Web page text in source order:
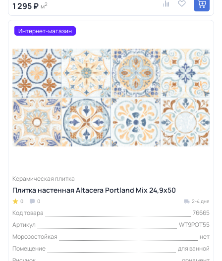
1 295 ₽ м2
Интернет-магазин
Керамическая плитка
Плитка настенная Altacera Portland Mix 24,9х50
0 0 2-4 дня
Код товара
76665
Артикул
WT9POT55
Морозостойкая
нет
Помещение
для ванной